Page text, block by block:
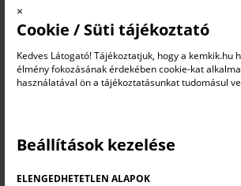
×
Cookie / Süti tájékoztató
Kedves Látogató! Tájékoztatjuk, hogy a kemkik.hu
élmény fokozásának érdekében cookie-kat
használatával ön a tájékoztatásunkat tudomásul
Beállítások kezelése
ELENGEDHETETLEN ALAPOK
2003-ban és 2006-ban a Magyar
díját, 2010-ben pedig az érdekvédelmi
kitüntetést vehette át. 2023-ban Komárom-
Gazdaságáért Életműdíjjal tüntették ki.
Nyugodjék békében!